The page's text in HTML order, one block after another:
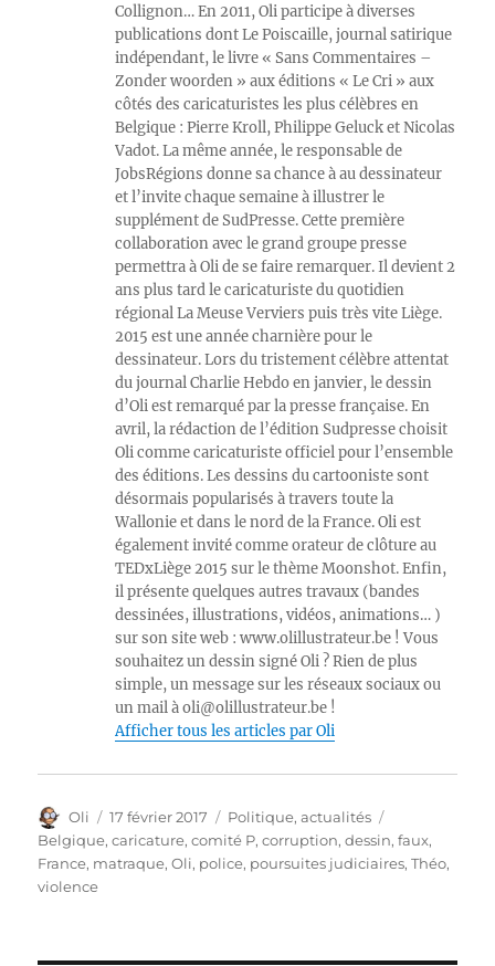
Collignon… En 2011, Oli participe à diverses
publications dont Le Poiscaille, journal satirique
indépendant, le livre « Sans Commentaires –
Zonder woorden » aux éditions « Le Cri » aux
côtés des caricaturistes les plus célèbres en
Belgique : Pierre Kroll, Philippe Geluck et Nicolas
Vadot. La même année, le responsable de
JobsRégions donne sa chance à au dessinateur
et l’invite chaque semaine à illustrer le
supplément de SudPresse. Cette première
collaboration avec le grand groupe presse
permettra à Oli de se faire remarquer. Il devient 2
ans plus tard le caricaturiste du quotidien
régional La Meuse Verviers puis très vite Liège.
2015 est une année charnière pour le
dessinateur. Lors du tristement célèbre attentat
du journal Charlie Hebdo en janvier, le dessin
d’Oli est remarqué par la presse française. En
avril, la rédaction de l’édition Sudpresse choisit
Oli comme caricaturiste officiel pour l’ensemble
des éditions. Les dessins du cartooniste sont
désormais popularisés à travers toute la
Wallonie et dans le nord de la France. Oli est
également invité comme orateur de clôture au
TEDxLiège 2015 sur le thème Moonshot. Enfin,
il présente quelques autres travaux (bandes
dessinées, illustrations, vidéos, animations… )
sur son site web : www.olillustrateur.be ! Vous
souhaitez un dessin signé Oli ? Rien de plus
simple, un message sur les réseaux sociaux ou
un mail à oli@olillustrateur.be !
Afficher tous les articles par Oli
Auteur
Oli
Publié
le
17 février 2017 Catégories
Politique, actualités
Belgique,caricature,comité P,corruption,dessin,faux,
France, matraque,Oli, police, poursuites judiciaires,Théo,
violence